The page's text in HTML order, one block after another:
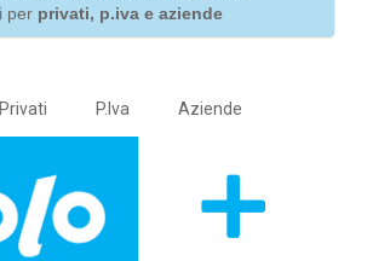
per privati, p.iva e aziende
Privati P.Iva Aziende